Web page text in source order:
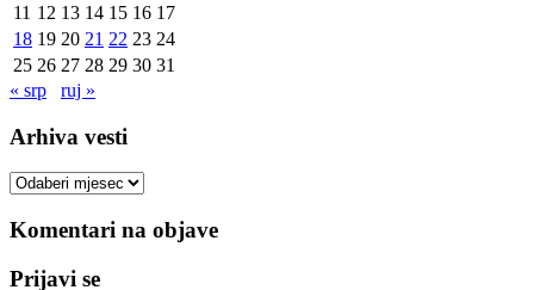
11 12 13 14 15 16 17
18 19 20 21 22 23 24
25 26 27 28 29 30 31
« srp
ruj »
Arhiva vesti
Arhiva
Komentari na objave
Prijavi se